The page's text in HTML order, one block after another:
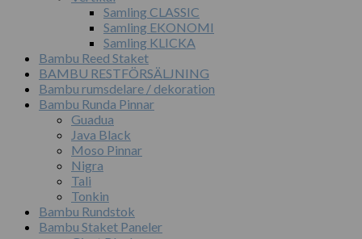
Samling CLASSIC
Samling EKONOMI
Samling KLICKA
Bambu Reed Staket
BAMBU RESTFÖRSÄLJNING
Bambu rumsdelare / dekoration
Bambu Runda Pinnar
Guadua
Java Black
Moso Pinnar
Nigra
Tali
Tonkin
Bambu Rundstok
Bambu Staket Paneler